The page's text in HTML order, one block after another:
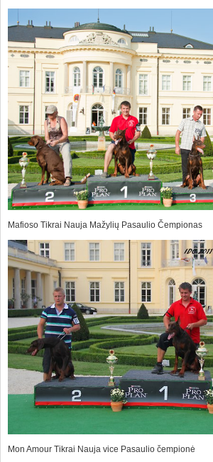
Mafioso Tikrai Nauja Mažylių Pasaulio Čempionas
Mon Amour Tikrai Nauja vice Pasaulio čempionė